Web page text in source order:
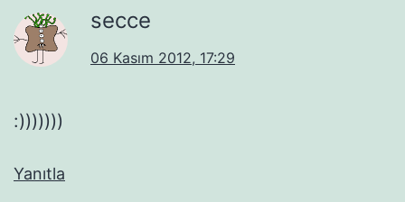
secce
06 Kasım 2012, 17:29
:)))))))
Yanıtla